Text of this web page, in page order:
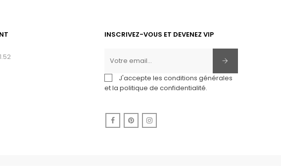
INSCRIVEZ-VOUS ET DEVENEZ VIP
J'accepte les conditions générales
et la politique de confidentialité.
FacebookPinterest